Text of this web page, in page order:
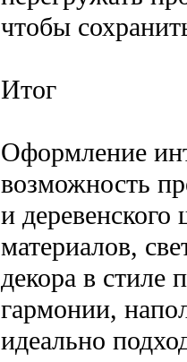
чтобы
Итог
Оформление
возможность
и
материалов,
декора в стиле
гармонии,
идеально